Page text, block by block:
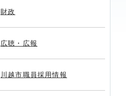
財政
広聴・広報
川越市職員採用情報